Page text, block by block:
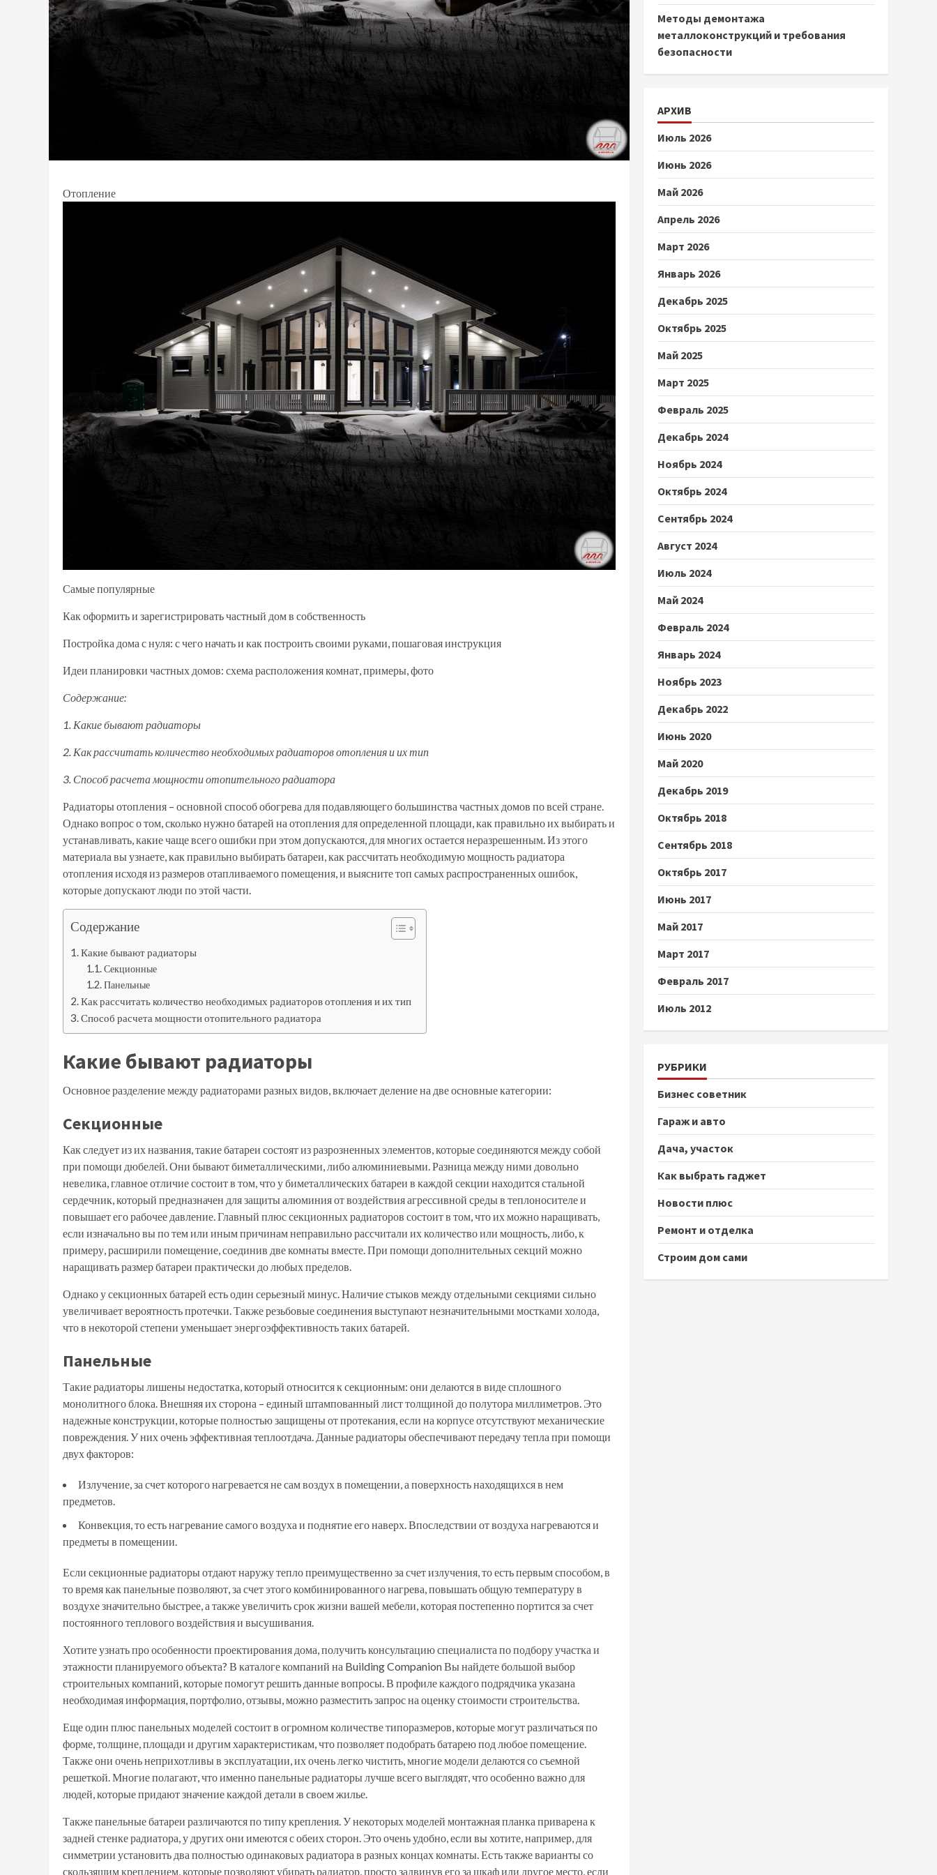
Отопление
Самые популярные
Как оформить и зарегистрировать частный дом в собственность
Постройка дома с нуля: с чего начать и как построить своими руками, пошаговая инструкция
Идеи планировки частных домов: схема расположения комнат, примеры, фото
Содержание:
1. Какие бывают радиаторы
2. Как рассчитать количество необходимых радиаторов отопления и их тип
3. Способ расчета мощности отопительного радиатора
Радиаторы отопления – основной способ обогрева для подавляющего большинства частных домов по всей стране.
Однако вопрос о том, сколько нужно батарей на отопления для определенной площади, как правильно их выбирать и
устанавливать, какие чаще всего ошибки при этом допускаются, для многих остается неразрешенным. Из этого
материала вы узнаете, как правильно выбирать батареи, как рассчитать необходимую мощность радиатора
отопления исходя из размеров отапливаемого помещения, и выясните топ самых распространенных ошибок,
которые допускают люди по этой части.
Содержание
Какие бывают радиаторы
Секционные
Панельные
Как рассчитать количество необходимых радиаторов отопления и их тип
Способ расчета мощности отопительного радиатора
Какие бывают радиаторы
Основное разделение между радиаторами разных видов, включает деление на две основные категории:
Секционные
Как следует из их названия, такие батареи состоят из разрозненных элементов, которые соединяются между собой
при помощи дюбелей. Они бывают биметаллическими, либо алюминиевыми. Разница между ними довольно
невелика, главное отличие состоит в том, что у биметаллических батареи в каждой секции находится стальной
сердечник, который предназначен для защиты алюминия от воздействия агрессивной среды в теплоносителе и
повышает его рабочее давление. Главный плюс секционных радиаторов состоит в том, что их можно наращивать,
если изначально вы по тем или иным причинам неправильно рассчитали их количество или мощность, либо, к
примеру, расширили помещение, соединив две комнаты вместе. При помощи дополнительных секций можно
наращивать размер батареи практически до любых пределов.
Однако у секционных батарей есть один серьезный минус. Наличие стыков между отдельными секциями сильно
увеличивает вероятность протечки. Также резьбовые соединения выступают незначительными мостками холода,
что в некоторой степени уменьшает энергоэффективность таких батарей.
Панельные
Такие радиаторы лишены недостатка, который относится к секционным: они делаются в виде сплошного
монолитного блока. Внешняя их сторона – единый штампованный лист толщиной до полутора миллиметров. Это
надежные конструкции, которые полностью защищены от протекания, если на корпусе отсутствуют механические
повреждения. У них очень эффективная теплоотдача. Данные радиаторы обеспечивают передачу тепла при помощи
двух факторов:
Излучение, за счет которого нагревается не сам воздух в помещении, а поверхность находящихся в нем
предметов.
Конвекция, то есть нагревание самого воздуха и поднятие его наверх. Впоследствии от воздуха нагреваются и
предметы в помещении.
Если секционные радиаторы отдают наружу тепло преимущественно за счет излучения, то есть первым способом, в
то время как панельные позволяют, за счет этого комбинированного нагрева, повышать общую температуру в
воздухе значительно быстрее, а также увеличить срок жизни вашей мебели, которая постепенно портится за счет
постоянного теплового воздействия и высушивания.
Хотите узнать про особенности проектирования дома, получить консультацию специалиста по подбору участка и
этажности планируемого объекта? В каталоге компаний на Building Companion Вы найдете большой выбор
строительных компаний, которые помогут решить данные вопросы. В профиле каждого подрядчика указана
необходимая информация, портфолио, отзывы, можно разместить запрос на оценку стоимости строительства.
Еще один плюс панельных моделей состоит в огромном количестве типоразмеров, которые могут различаться по
форме, толщине, площади и другим характеристикам, что позволяет подобрать батарею под любое помещение.
Также они очень неприхотливы в эксплуатации, их очень легко чистить, многие модели делаются со съемной
решеткой. Многие полагают, что именно панельные радиаторы лучше всего выглядят, что особенно важно для
людей, которые придают значение каждой детали в своем жилье.
Также панельные батареи различаются по типу крепления. У некоторых моделей монтажная планка приварена к
задней стенке радиатора, у других они имеются с обеих сторон. Это очень удобно, если вы хотите, например, для
симметрии установить два полностью одинаковых радиатора в разных концах комнаты. Есть также варианты со
скользящим креплением, которые позволяют убирать радиатор, просто задвинув его за шкаф или другое место, если
Методы демонтажа
металлоконструкций и требования
безопасности
АРХИВ
Июль 2026
Июнь 2026
Май 2026
Апрель 2026
Март 2026
Январь 2026
Декабрь 2025
Октябрь 2025
Май 2025
Март 2025
Февраль 2025
Декабрь 2024
Ноябрь 2024
Октябрь 2024
Сентябрь 2024
Август 2024
Июль 2024
Май 2024
Февраль 2024
Январь 2024
Ноябрь 2023
Декабрь 2022
Июнь 2020
Май 2020
Декабрь 2019
Октябрь 2018
Сентябрь 2018
Октябрь 2017
Июнь 2017
Май 2017
Март 2017
Февраль 2017
Июль 2012
РУБРИКИ
Бизнес советник
Гараж и авто
Дача, участок
Как выбрать гаджет
Новости плюс
Ремонт и отделка
Строим дом сами